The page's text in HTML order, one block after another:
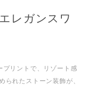
レガンスワ
プリントで、リゾート感
られたストーン装飾が、